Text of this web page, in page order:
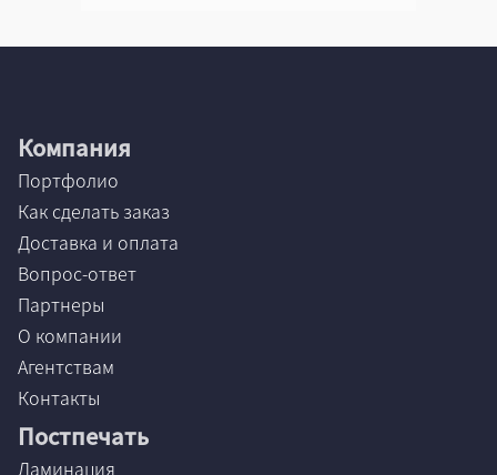
Компания
Портфолио
Как сделать заказ
Доставка и оплата
Вопрос-ответ
Партнеры
О компании
Агентствам
Контакты
Постпечать
Ламинация